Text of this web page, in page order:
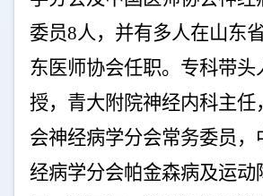
委员8人，并有多人在山东
东医师协会任职。专科带头
授，青大附院神经内科主任
会神经病学分会常务委员，
经病学分会帕金森病及运动